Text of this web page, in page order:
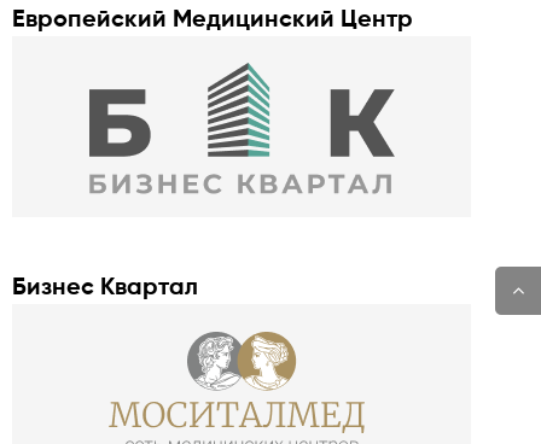
Европейский Медицинский Центр
Бизнес Квартал